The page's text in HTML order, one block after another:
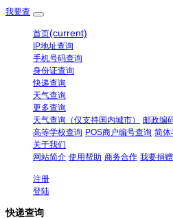
我要查
首页(current)
IP地址查询
手机号码查询
身份证查询
快递查询
天气查询
更多查询
天气查询（仅支持国内城市）
邮政编
高等学校查询 POS商户编号查询 简体
关于我们
网站简介 使用帮助 商务合作 我要捐赠
注册
登陆
快递查询